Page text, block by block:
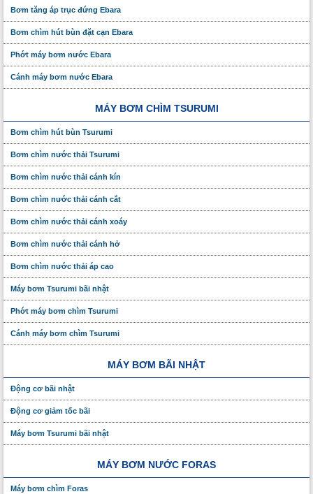
Bơm tăng áp trục đứng Ebara
Bơm chìm hút bùn đặt cạn Ebara
Phớt máy bơm nước Ebara
Cánh máy bơm nước Ebara
MÁY BƠM CHÌM TSURUMI
Bơm chìm hút bùn Tsurumi
Bơm chìm nước thải Tsurumi
Bơm chìm nước thải cánh kín
Bơm chìm nước thải cánh cắt
Bơm chìm nước thải cánh xoáy
Bơm chìm nước thải cánh hở
Bơm chìm nước thải áp cao
Máy bơm Tsurumi bãi nhật
Phớt máy bơm chìm Tsurumi
Cánh máy bơm chìm Tsurumi
MÁY BƠM BÃI NHẬT
Động cơ bãi nhật
Động cơ giảm tốc bãi
Máy bơm Tsurumi bãi nhật
MÁY BƠM NƯỚC FORAS
Máy bơm chìm Foras